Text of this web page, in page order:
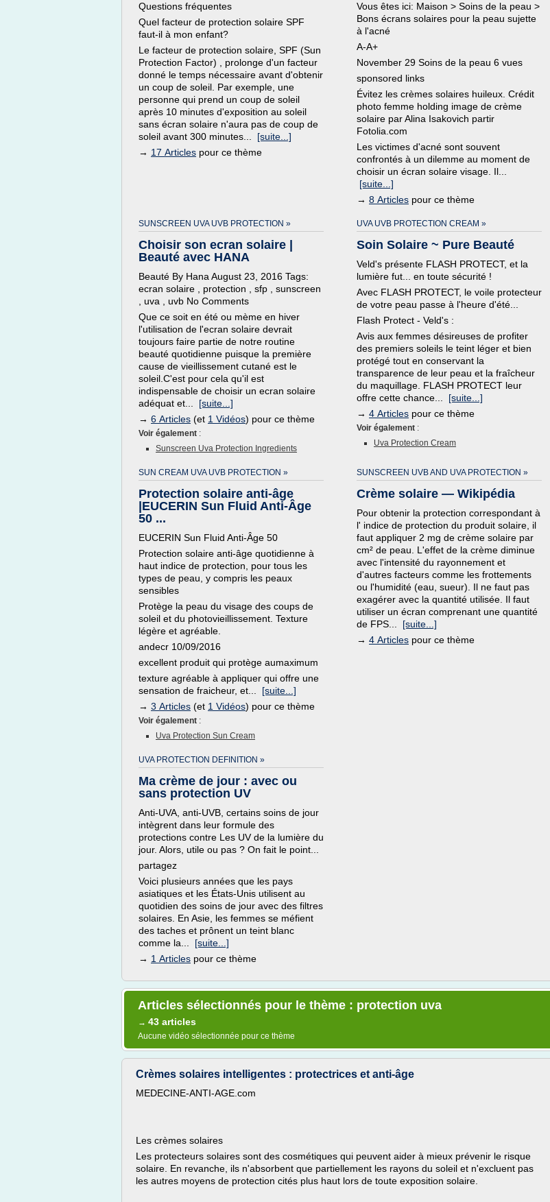
Questions fréquentes
Quel facteur de protection solaire SPF
faut-il à mon enfant?
Le facteur de protection solaire, SPF (Sun
Protection Factor) , prolonge d'un facteur
donné le temps nécessaire avant d'obtenir
un coup de soleil. Par exemple, une
personne qui prend un coup de soleil
après 10 minutes d'exposition au soleil
sans écran solaire n'aura pas de coup de
soleil avant 300 minutes... [suite...]
→ 17 Articles pour ce thème
Vous êtes ici: Maison > Soins de la peau >
Bons écrans solaires pour la peau sujette
à l'acné
A-A+
November 29 Soins de la peau 6 vues
sponsored links
Évitez les crèmes solaires huileux. Crédit
photo femme holding image de crème
solaire par Alina Isakovich partir
Fotolia.com
Les victimes d'acné sont souvent
confrontés à un dilemme au moment de
choisir un écran solaire visage. Il...
[suite...]
→ 8 Articles pour ce thème
SUNSCREEN UVA UVB PROTECTION »
Choisir son ecran solaire |
Beauté avec HANA
Beauté By Hana August 23, 2016 Tags:
ecran solaire , protection , sfp , sunscreen
, uva , uvb No Comments
Que ce soit en été ou mème en hiver
l'utilisation de l'ecran solaire devrait
toujours faire partie de notre routine
beauté quotidienne puisque la première
cause de vieillissement cutané est le
soleil.C'est pour cela qu'il est
indispensable de choisir un ecran solaire
adéquat et... [suite...]
→ 6 Articles (et 1 Vidéos) pour ce thème
Voir également :
Sunscreen Uva Protection Ingredients
UVA UVB PROTECTION CREAM »
Soin Solaire ~ Pure Beauté
Veld's présente FLASH PROTECT, et la
lumière fut... en toute sécurité !
Avec FLASH PROTECT, le voile protecteur
de votre peau passe à l'heure d'été...
Flash Protect - Veld's :
Avis aux femmes désireuses de profiter
des premiers soleils le teint léger et bien
protégé tout en conservant la
transparence de leur peau et la fraîcheur
du maquillage. FLASH PROTECT leur
offre cette chance... [suite...]
→ 4 Articles pour ce thème
Voir également :
Uva Protection Cream
SUN CREAM UVA UVB PROTECTION »
Protection solaire anti-âge
|EUCERIN Sun Fluid Anti-Âge
50 ...
EUCERIN Sun Fluid Anti-Âge 50
Protection solaire anti-âge quotidienne à
haut indice de protection, pour tous les
types de peau, y compris les peaux
sensibles
Protège la peau du visage des coups de
soleil et du photovieillissement. Texture
légère et agréable.
andecr 10/09/2016
excellent produit qui protège aumaximum
texture agréable à appliquer qui offre une
sensation de fraicheur, et... [suite...]
→ 3 Articles (et 1 Vidéos) pour ce thème
Voir également :
Uva Protection Sun Cream
SUNSCREEN UVB AND UVA PROTECTION »
Crème solaire — Wikipédia
Pour obtenir la protection correspondant à
l' indice de protection du produit solaire, il
faut appliquer 2 mg de crème solaire par
cm² de peau. L'effet de la crème diminue
avec l'intensité du rayonnement et
d'autres facteurs comme les frottements
ou l'humidité (eau, sueur). Il ne faut pas
exagérer avec la quantité utilisée. Il faut
utiliser un écran comprenant une quantité
de FPS... [suite...]
→ 4 Articles pour ce thème
UVA PROTECTION DEFINITION »
Ma crème de jour : avec ou
sans protection UV
Anti-UVA, anti-UVB, certains soins de jour
intègrent dans leur formule des
protections contre Les UV de la lumière du
jour. Alors, utile ou pas ? On fait le point...
partagez
Voici plusieurs années que les pays
asiatiques et les États-Unis utilisent au
quotidien des soins de jour avec des filtres
solaires. En Asie, les femmes se méfient
des taches et prônent un teint blanc
comme la... [suite...]
→ 1 Articles pour ce thème
Articles sélectionnés pour le thème : protection uva
→ 43 articles
Aucune vidéo sélectionnée pour ce thème
Crèmes solaires intelligentes : protectrices et anti-âge
MEDECINE-ANTI-AGE.com
Les crèmes solaires
Les protecteurs solaires sont des cosmétiques qui peuvent aider à mieux prévenir le risque
solaire. En revanche, ils n'absorbent que partiellement les rayons du soleil et n'excluent pas
les autres moyens de protection cités plus haut lors de toute exposition solaire.